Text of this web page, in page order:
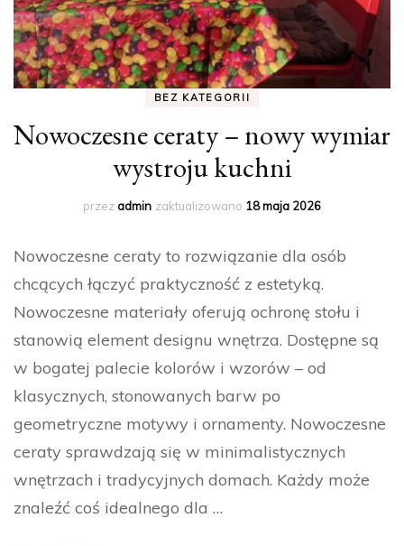
BEZ KATEGORII
Nowoczesne ceraty – nowy wymiar
wystroju kuchni
przezadmin zaktualizowano 18 maja 2026
Nowoczesne ceraty to rozwiązanie dla osób
chcących łączyć praktyczność z estetyką.
Nowoczesne materiały oferują ochronę stołu i
stanowią element designu wnętrza. Dostępne są
w bogatej palecie kolorów i wzorów – od
klasycznych, stonowanych barw po
geometryczne motywy i ornamenty. Nowoczesne
ceraty sprawdzają się w minimalistycznych
wnętrzach i tradycyjnych domach. Każdy może
znaleźć coś idealnego dla …